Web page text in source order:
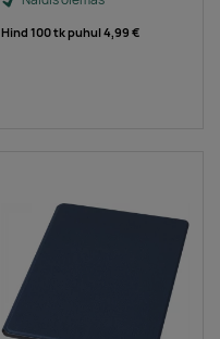
Hind 100 tk puhul4,99 €